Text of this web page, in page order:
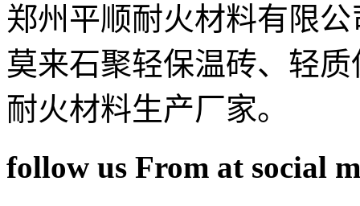
郑州平顺耐火材料有限
莫来石聚轻保温砖、轻
耐火材料生产厂家。
follow us From at social